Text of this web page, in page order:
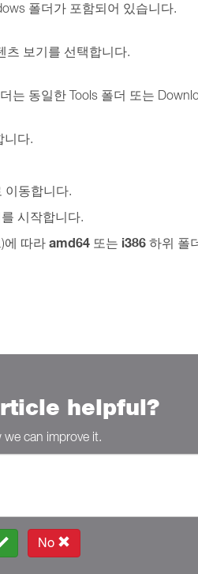
폴더가 포함되어 있습니다.
츠 보기를 선택합니다.
는 동일한 Tools 폴더 또는
니다.
이동합니다.
시작합니다.
에 따라 amd64 또는 i386 하위 폴
helpful?
we can improve it.
No